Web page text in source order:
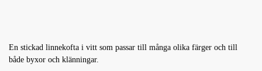
En stickad linnekofta i vitt som passar till många olika färger och till
både byxor och klänningar.